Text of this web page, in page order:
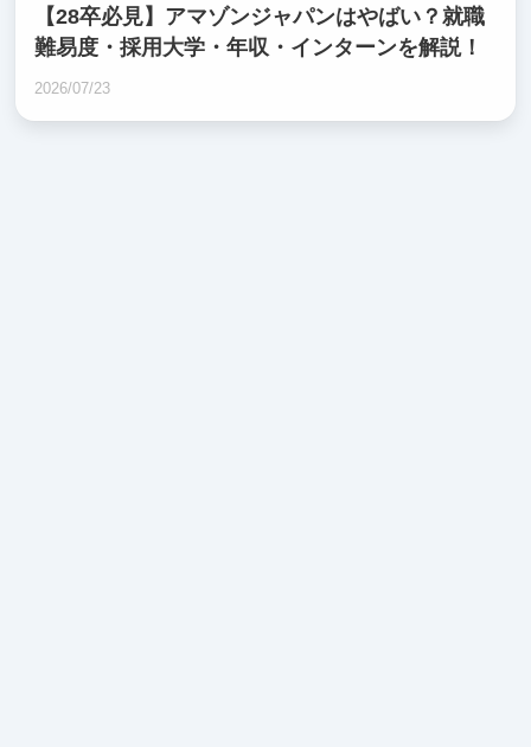
【28卒必見】アマゾンジャパンはやばい？就職
難易度・採用大学・年収・インターンを解説！
2026/07/23